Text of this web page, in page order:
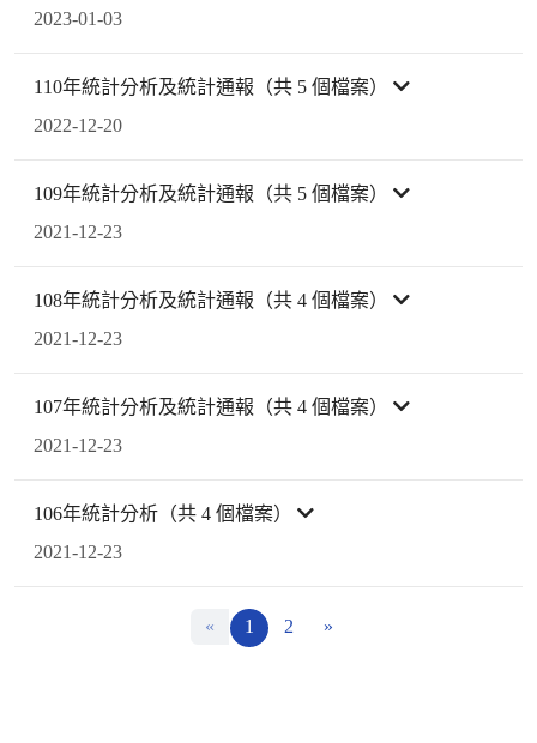
2023-01-03
110年統計分析及統計通報（共 5 個檔案）
2022-12-20
109年統計分析及統計通報（共 5 個檔案）
2021-12-23
108年統計分析及統計通報（共 4 個檔案）
2021-12-23
107年統計分析及統計通報（共 4 個檔案）
2021-12-23
106年統計分析（共 4 個檔案）
2021-12-23
« 1 2 »